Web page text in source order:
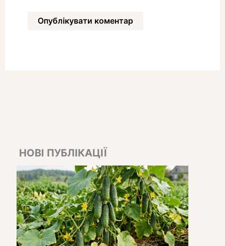
НОВІ ПУБЛІКАЦІЇ